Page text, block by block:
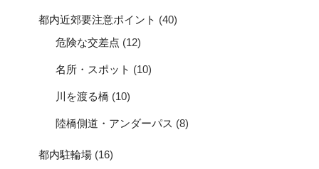
都内近郊要注意ポイント (40)
危険な交差点 (12)
名所・スポット (10)
川を渡る橋 (10)
陸橋側道・アンダーパス (8)
都内駐輪場 (16)